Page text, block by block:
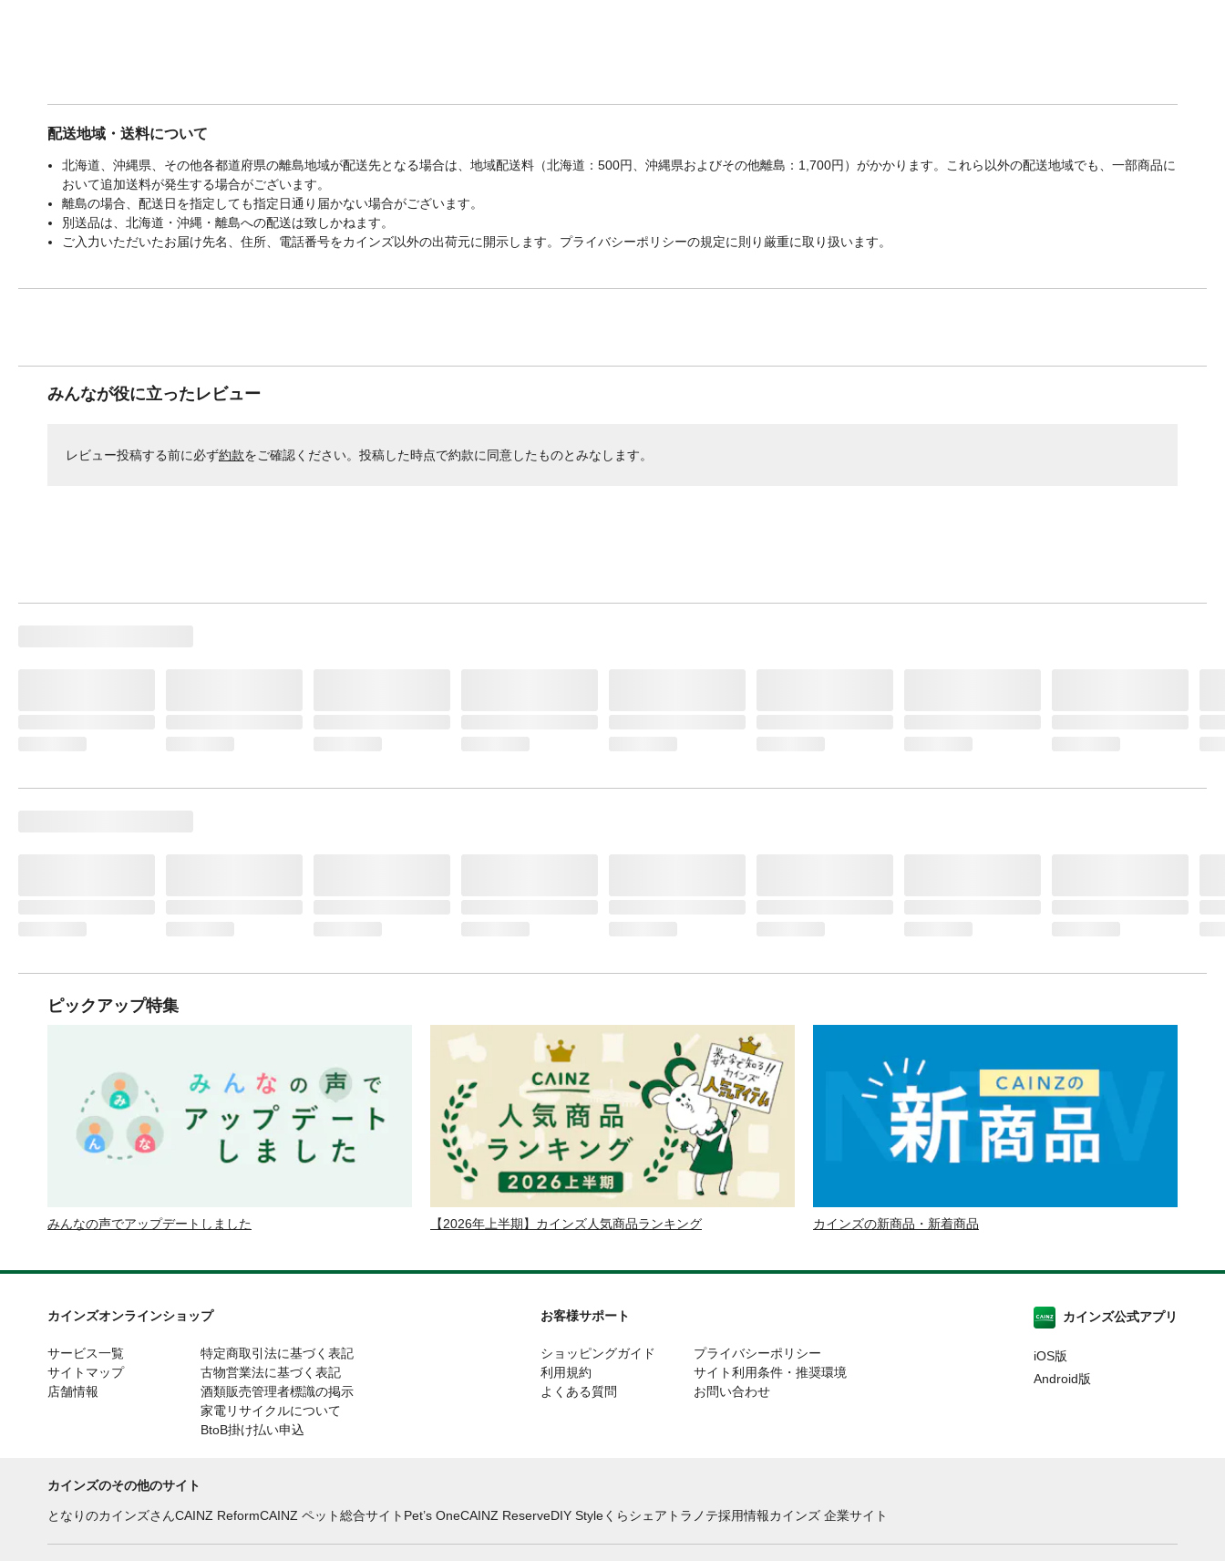
配送地域・送料について
北海道、沖縄県、その他各都道府県の離島地域が配送先となる場合は、地域配送料（北海道：500円、沖縄県およびその他離島：1,700円）がかかります。これら以外の配送地域でも、一部商品に
おいて追加送料が発生する場合がございます。
離島の場合、配送日を指定しても指定日通り届かない場合がございます。
別送品は、北海道・沖縄・離島への配送は致しかねます。
ご入力いただいたお届け先名、住所、電話番号をカインズ以外の出荷元に開示します。プライバシーポリシーの規定に則り厳重に取り扱います。
みんなが役に立ったレビュー
レビュー投稿する前に必ず約款をご確認ください。投稿した時点で約款に同意したものとみなします。
ピックアップ特集
みんなの声でアップデートしました 【2026年上半期】カインズ人気商品ランキング カインズの新商品・新着商品
カインズオンラインショップ
サービス一覧
サイトマップ
店舗情報
特定商取引法に基づく表記
古物営業法に基づく表記
酒類販売管理者標識の掲示
家電リサイクルについて
BtoB掛け払い申込
お客様サポート
ショッピングガイド
利用規約
よくある質問
プライバシーポリシー
サイト利用条件・推奨環境
お問い合わせ
カインズ公式アプリ
iOS版
Android版
カインズのその他のサイト
となりのカインズさんCAINZ ReformCAINZ ペット総合サイト Pet’s OneCAINZ ReserveDIY Styleくらシェア トラノテ採用情報カインズ 企業サイト